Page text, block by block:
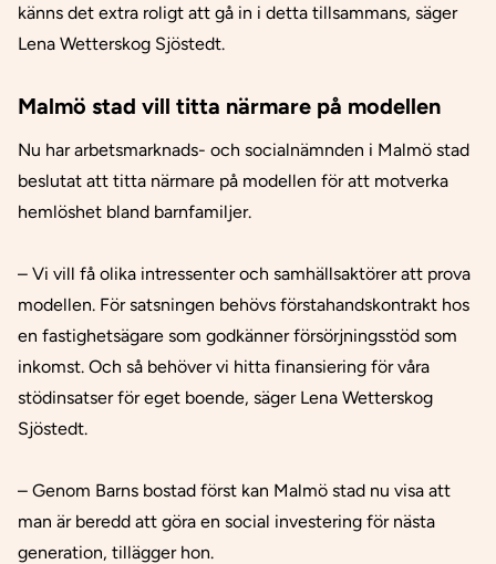
känns det extra roligt att gå in i detta tillsammans, säger
Lena Wetterskog Sjöstedt.
Malmö stad vill titta närmare på modellen
Nu har arbetsmarknads- och socialnämnden i Malmö stad
beslutat att titta närmare på modellen för att motverka
hemlöshet bland barnfamiljer.
– Vi vill få olika intressenter och samhällsaktörer att prova
modellen. För satsningen behövs förstahandskontrakt hos
en fastighetsägare som godkänner försörjningsstöd som
inkomst. Och så behöver vi hitta finansiering för våra
stödinsatser för eget boende, säger Lena Wetterskog
Sjöstedt.
– Genom Barns bostad först kan Malmö stad nu visa att
man är beredd att göra en social investering för nästa
generation, tillägger hon.